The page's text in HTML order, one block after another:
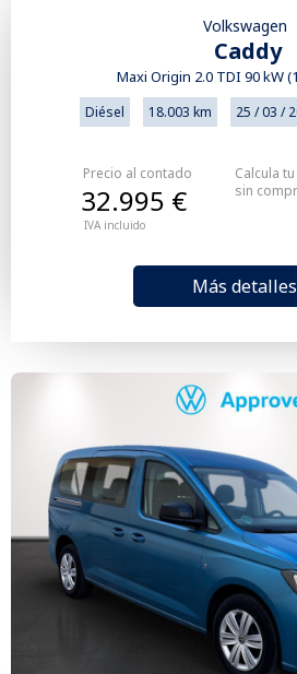
Volkswagen
Caddy
Maxi Origin 2.0 TDI 90 kW
Diésel 18.003 km 25 / 03 /
Precio al contado
IVA incluido
32.995 €
Más detalles
Calcula
sin